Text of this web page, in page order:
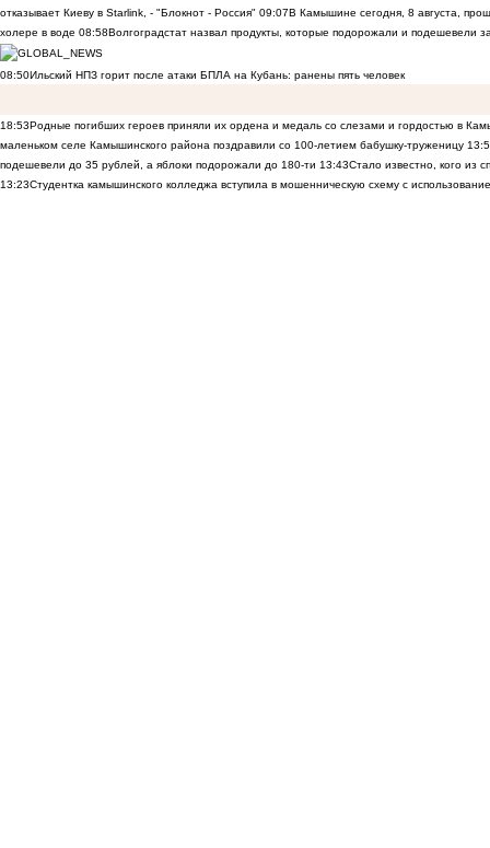
отказывает Киеву в Starlink, - "Блокнот - Россия" 09:07В Камышине сегодня, 8 августа,
холере в воде 08:58Волгоградстат назвал продукты, которые подорожали и подешевели
08:50Ильский НПЗ горит после атаки БПЛА на Кубань: ранены пять человек
18:53Родные погибших героев приняли их ордена и медаль со слезами и гордостью в
маленьком селе Камышинского района поздравили со 100-летием бабушку-труженицу
подешевели до 35 рублей, а яблоки подорожали до 180-ти 13:43Стало известно, кого из
13:23Студентка камышинского колледжа вступила в мошенническую схему с